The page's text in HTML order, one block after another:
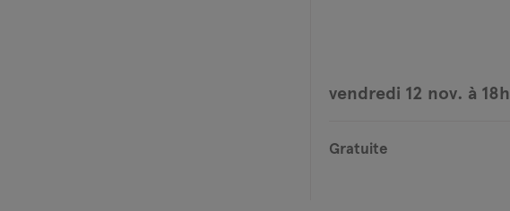
vendredi 12 nov. à 18h
Gratuite